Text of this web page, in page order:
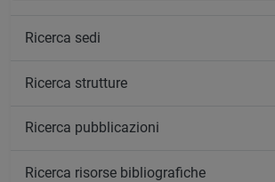
Ricerca sedi
Ricerca strutture
Ricerca pubblicazioni
Ricerca risorse bibliografiche